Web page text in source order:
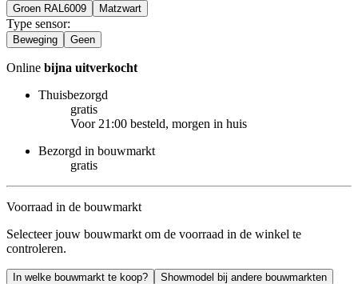
Groen RAL6009 Matzwart
Type sensor:
Beweging Geen
Online bijna uitverkocht
Thuisbezorgd
gratis
Voor 21:00 besteld, morgen in huis
Bezorgd in bouwmarkt
gratis
Voorraad in de bouwmarkt
Selecteer jouw bouwmarkt om de voorraad in de winkel te
controleren.
In welke bouwmarkt te koop? Showmodel bij andere bouwmarkten